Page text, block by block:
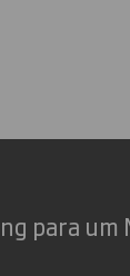
para um